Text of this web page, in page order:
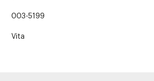
003-5199
Vita